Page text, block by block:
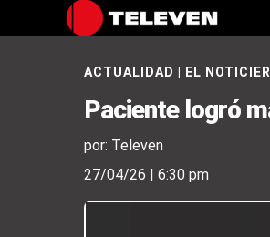
ACTUALIDAD EL
Paciente logró
por: Televen
27/04/26 | 6:30 pm